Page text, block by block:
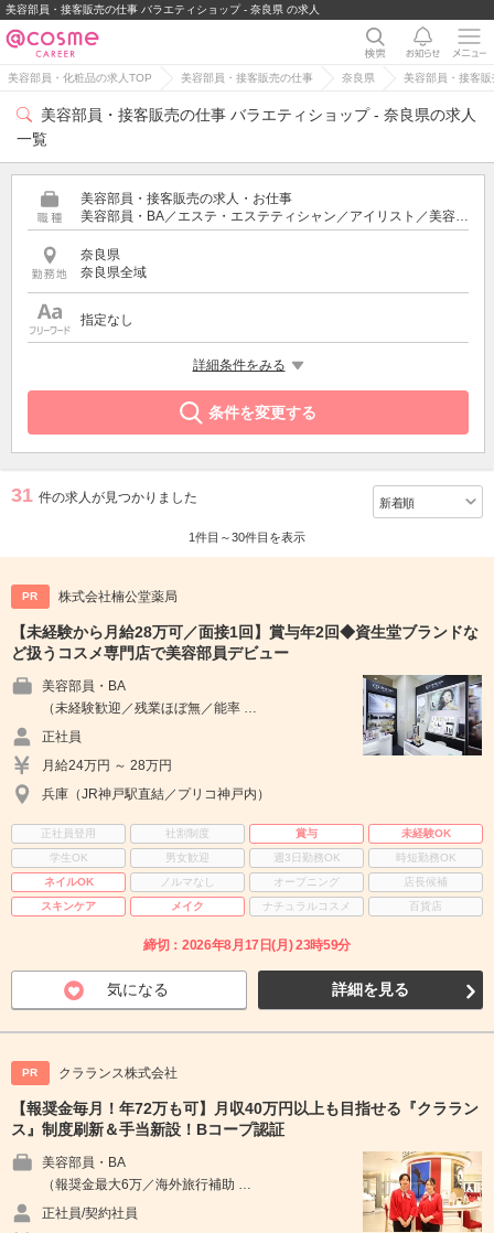
美容部員・接客販売の仕事 バラエティショップ - 奈良県 の求人
美容部員・化粧品の求人TOP 美容部員・接客販売の仕事 奈良県 美容部員・接客
美容部員・接客販売の仕事 バラエティショップ - 奈良県の求人
一覧
美容部員・接客販売の求人・お仕事
美容部員・BA／エステ・エステティシャン／アイリスト／美容師／受付・フロント
奈良県
奈良県全域
指定なし
詳細条件をみる
条件を変更する
31 件の求人が見つかりました
1件目～30件目を表示
PR 株式会社楠公堂薬局
【未経験から月給28万可／面接1回】賞与年2回◆資生堂ブランドな
ど扱うコスメ専門店で美容部員デビュー
美容部員・BA
（未経験歓迎／残業ほぼ無／能率 …
正社員
月給24万円 ～ 28万円
兵庫（JR神戸駅直結／プリコ神戸内）
正社員登用 社割制度 賞与
未経験OK
学生OK
男女歓迎 週3日勤務OK
時短勤務OK
ネイルOK
ノルマなし オープニング
店長候補
スキンケア
メイク ナチュラルコスメ 百貨店
締切：2026年8月17日(月) 23時59分
気になる 詳細を見る
PR クラランス株式会社
【報奨金毎月！年72万も可】月収40万円以上も目指せる『クララン
ス』制度刷新＆手当新設！Bコープ認証
美容部員・BA
（報奨金最大6万／海外旅行補助 …
正社員/契約社員